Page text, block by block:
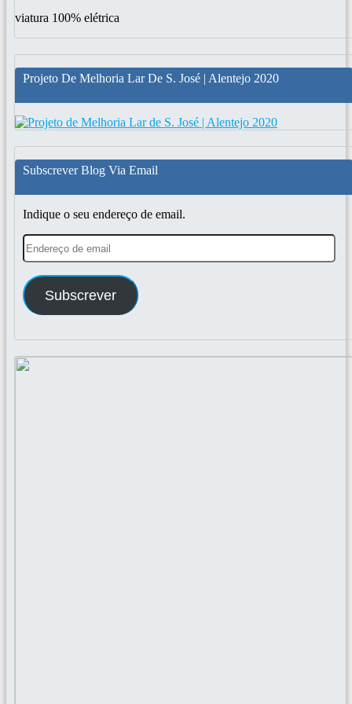
viatura 100% elétrica
Projeto De Melhoria Lar De S. José | Alentejo 2020
Subscrever Blog Via Email
Indique o seu endereço de email.
Endereço
de
Subscrever